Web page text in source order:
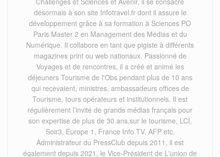
désormais à son site Infotravel.fr dont il assure le
développement grâce à sa formation à Sciences PO
Paris Master 2 en Management des Médias et du
Numérique. Il collabore en tant que pigiste à différents
magazines print ou web nationaux. Passionné de
Voyages et de rencontres, il a créé et animé les
déjeuners Tourisme de l'Obs pendant plus de 10 ans
qui recevaient, ministres, ambassadeurs offices de
Tourisme, tours opérateurs et institutionnels. Il est
régulièrement l’invité de grands médias français pour
son expertise de plus de 30 ans,sur le tourisme, LCI,
Soir3, Europe 1, France Info TV, AFP etc.
Administrateur du PressClub depuis 2011, il est
également depuis 2021, le Vice-Président de L'union de